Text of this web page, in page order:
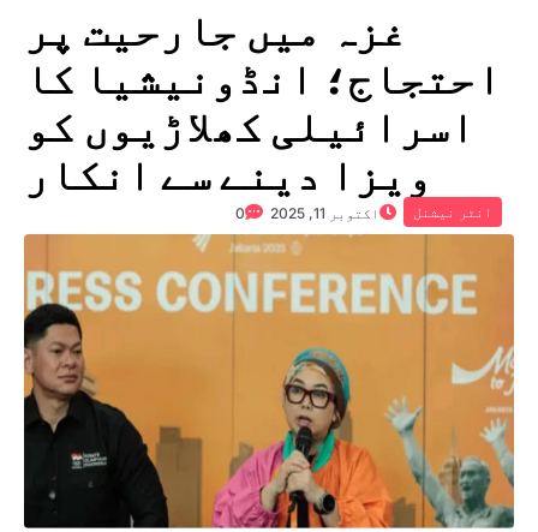
غزہ میں جارحیت پر
احتجاج؛ انڈونیشیا کا
اسرائیلی کھلاڑیوں کو
ویزا دینے سے انکار
انٹر نیشنل اکتوبر 11, 2025 0